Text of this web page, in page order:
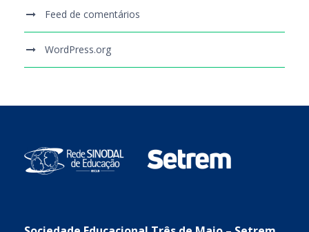
Feed de comentários
WordPress.org